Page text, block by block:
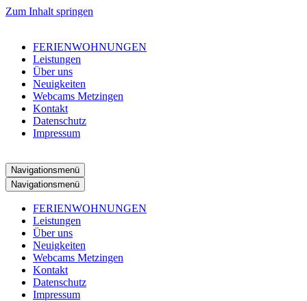
Zum Inhalt springen
FERIENWOHNUNGEN
Leistungen
Über uns
Neuigkeiten
Webcams Metzingen
Kontakt
Datenschutz
Impressum
Navigationsmenü
Navigationsmenü
FERIENWOHNUNGEN
Leistungen
Über uns
Neuigkeiten
Webcams Metzingen
Kontakt
Datenschutz
Impressum